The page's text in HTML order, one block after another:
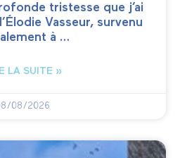
tristesse que j’ai
Vasseur, survenu
à …
LA SUITE »
08/2026